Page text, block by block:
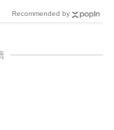
Recommended by